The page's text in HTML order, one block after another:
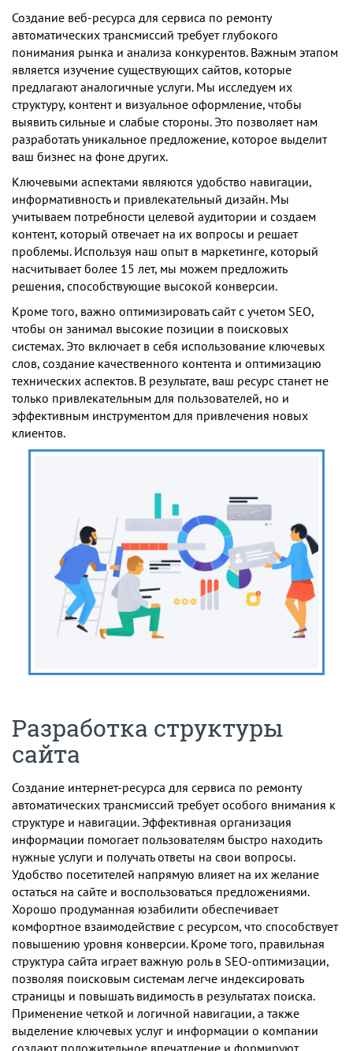
Создание веб-ресурса для сервиса по ремонту
автоматических трансмиссий требует глубокого
понимания рынка и анализа конкурентов. Важным этапом
является изучение существующих сайтов, которые
предлагают аналогичные услуги. Мы исследуем их
структуру, контент и визуальное оформление, чтобы
выявить сильные и слабые стороны. Это позволяет нам
разработать уникальное предложение, которое выделит
ваш бизнес на фоне других.
Ключевыми аспектами являются удобство навигации,
информативность и привлекательный дизайн. Мы
учитываем потребности целевой аудитории и создаем
контент, который отвечает на их вопросы и решает
проблемы. Используя наш опыт в маркетинге, который
насчитывает более 15 лет, мы можем предложить
решения, способствующие высокой конверсии.
Кроме того, важно оптимизировать сайт с учетом SEO,
чтобы он занимал высокие позиции в поисковых
системах. Это включает в себя использование ключевых
слов, создание качественного контента и оптимизацию
технических аспектов. В результате, ваш ресурс станет не
только привлекательным для пользователей, но и
эффективным инструментом для привлечения новых
клиентов.
Разработка структуры
сайта
Создание интернет-ресурса для сервиса по ремонту
автоматических трансмиссий требует особого внимания к
структуре и навигации. Эффективная организация
информации помогает пользователям быстро находить
нужные услуги и получать ответы на свои вопросы.
Удобство посетителей напрямую влияет на их желание
остаться на сайте и воспользоваться предложениями.
Хорошо продуманная юзабилити обеспечивает
комфортное взаимодействие с ресурсом, что способствует
повышению уровня конверсии. Кроме того, правильная
структура сайта играет важную роль в SEO-оптимизации,
позволяя поисковым системам легче индексировать
страницы и повышать видимость в результатах поиска.
Применение четкой и логичной навигации, а также
выделение ключевых услуг и информации о компании
создают положительное впечатление и формируют